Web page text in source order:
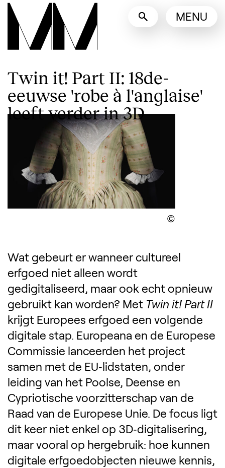
Taalswitcher
English
Nederlands
MENU
Zoek
Twin it! Part II: 18de-
eeuwse 'robe à l'anglaise'
leeft verder in 3D
Wat gebeurt er wanneer cultureel
erfgoed niet alleen wordt
gedigitaliseerd, maar ook echt opnieuw
gebruikt kan worden? Met Twin it! Part II
krijgt Europees erfgoed een volgende
digitale stap. Europeana en de Europese
Commissie lanceerden het project
samen met de EU‑lidstaten, onder
leiding van het Poolse, Deense en
Cypriotische voorzitterschap van de
Raad van de Europese Unie. De focus ligt
dit keer niet enkel op 3D‑digitalisering,
maar vooral op hergebruik: hoe kunnen
digitale erfgoedobjecten nieuwe kennis,